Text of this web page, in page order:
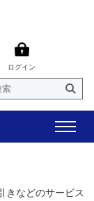
ログイン
きなどのサービス